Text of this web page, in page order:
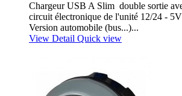
Chargeur USB A Slim double sortie
circuit électronique de l'unité 12/24 -
Version automobile (bus...)...
View Detail Quick view